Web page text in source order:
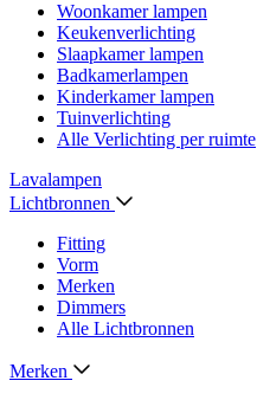
Woonkamer lampen
Keukenverlichting
Slaapkamer lampen
Badkamerlampen
Kinderkamer lampen
Tuinverlichting
Alle Verlichting per ruimte
Lavalampen
Lichtbronnen
Fitting
Vorm
Merken
Dimmers
Alle Lichtbronnen
Merken